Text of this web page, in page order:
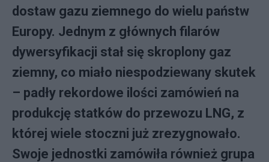
dostaw gazu ziemnego do wielu państw
Europy. Jednym z głównych filarów
dywersyfikacji stał się skroplony gaz
ziemny, co miało niespodziewany skutek
– padły rekordowe ilości zamówień na
produkcję statków do przewozu LNG, z
której wiele stoczni już zrezygnowało.
Swoje jednostki zamówiła również grupa